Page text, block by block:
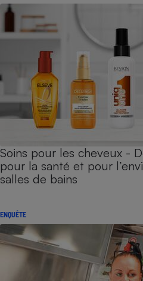
Soins pour les cheveux -
pour la santé et pour
salles de bains
ENQUÊTE